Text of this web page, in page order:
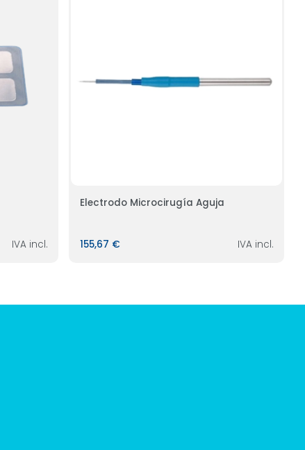
IVA incl.
Electrodo Microcirugía Aguja
155,67 € IVA incl.